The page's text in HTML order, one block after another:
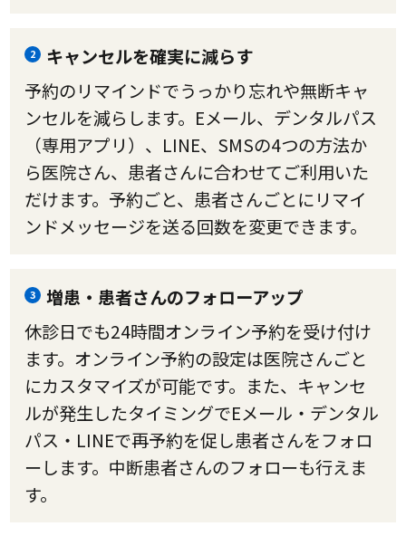
2
キャンセルを確実に減らす
予約のリマインドでうっかり忘れや無断キャ
ンセルを減らします。Eメール、デンタルパス
（専用アプリ）、LINE、SMSの4つの方法か
ら医院さん、患者さんに合わせてご利用いた
だけます。予約ごと、患者さんごとにリマイ
ンドメッセージを送る回数を変更できます。
3
増患・患者さんのフォローアップ
休診日でも24時間オンライン予約を受け付け
ます。オンライン予約の設定は医院さんごと
にカスタマイズが可能です。また、キャンセ
ルが発生したタイミングでEメール・デンタル
パス・LINEで再予約を促し患者さんをフォロ
ーします。中断患者さんのフォローも行えま
す。